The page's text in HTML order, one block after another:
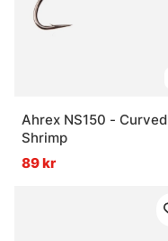
Ahrex NS150 - Curved
Shrimp
89 kr